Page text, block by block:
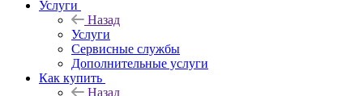
Услуги
Назад
Услуги
Сервисные службы
Дополнительные услуги
Как купить
Назад